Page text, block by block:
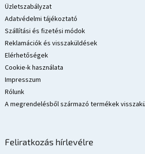
Üzletszabályzat
Adatvédelmi tájékoztató
Szállítási és fizetési módok
Reklamációk és visszaküldések
Elérhetőségek
Cookie-k használata
Impresszum
Rólunk
A megrendelésből származó termékek
Feliratkozás hírlevélre